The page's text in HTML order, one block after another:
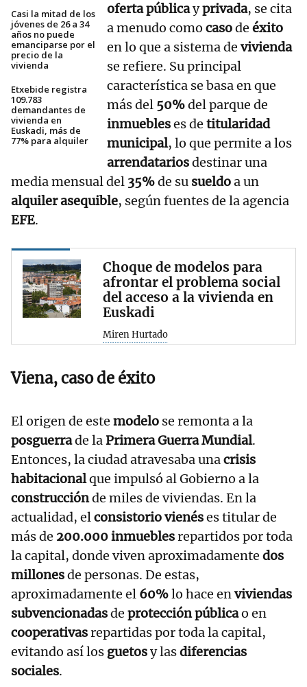
Casi la mitad de los
jóvenes de 26 a 34
años no puede
emanciparse por el
precio de la
vivienda
Etxebide registra
109.783
demandantes de
vivienda en
Euskadi, más de
77% para alquiler
oferta públicayprivada, se cita
a menudo como casode éxito
en lo que a sistema de vivienda
se refiere. Su principal
característica se basa en que
más del 50%del parque de
inmuebleses de titularidad
municipal, lo que permite a los
arrendatariosdestinar una
media mensual del 35%de su sueldoa un
alquiler asequible, según fuentes de la agencia
EFE.
Choque de modelos para
afrontar el problema social
del acceso a la vivienda en
Euskadi
Miren Hurtado
Viena, caso de éxito
El origen de este modelo se remonta a la
posguerrade laPrimera Guerra Mundial.
Entonces, la ciudad atravesaba unacrisis
habitacionalque impulsó al Gobierno a la
construcciónde miles de viviendas. En la
actualidad, elconsistorio vienéses titular de
más de 200.000 inmueblesrepartidos por toda
la capital, donde viven aproximadamente dos
millonesde personas. De estas,
aproximadamente el 60%lo hace enviviendas
subvencionadasde protección públicao en
cooperativasrepartidas por toda la capital,
evitando así los guetosy lasdiferencias
sociales.